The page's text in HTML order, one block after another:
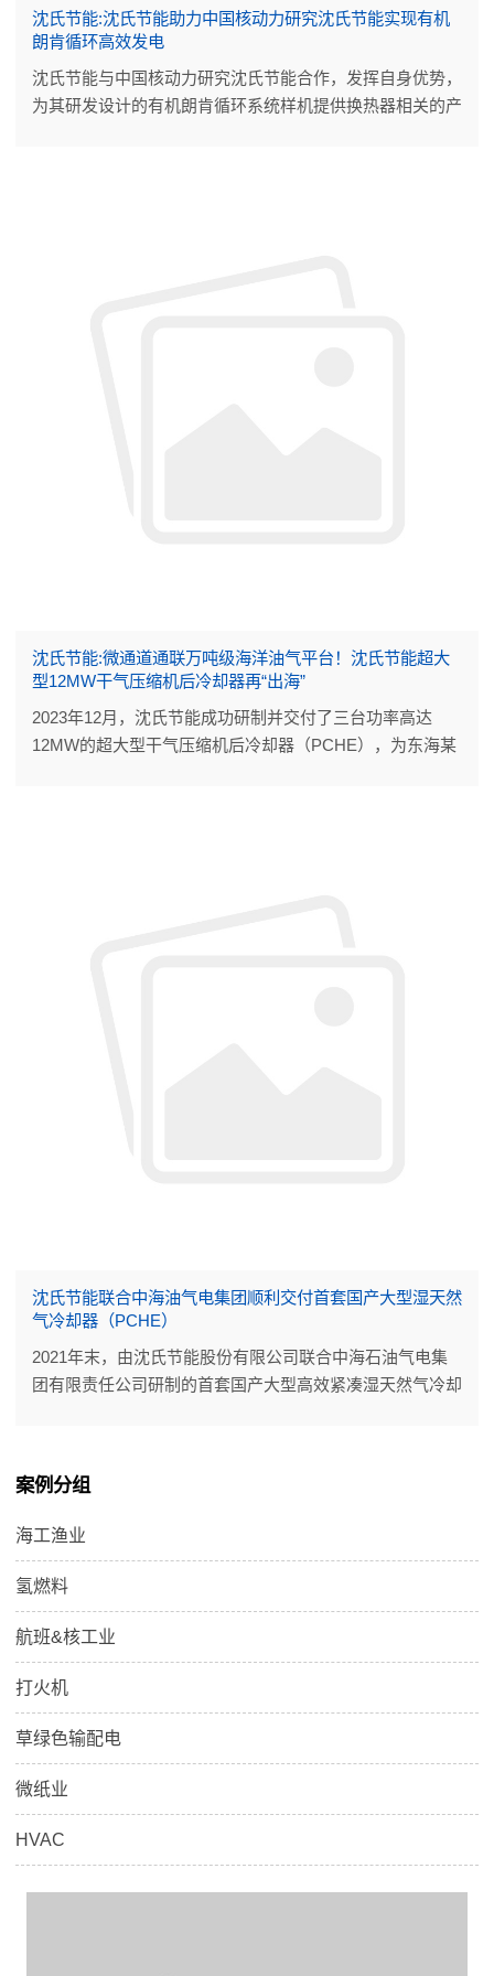
沈氏节能:沈氏节能助力中国核动力研究沈氏节能实现有机
朗肯循环高效发电
沈氏节能与中国核动力研究沈氏节能合作，发挥自身优势，
为其研发设计的有机朗肯循环系统样机提供换热器相关的产
沈氏节能:微通道通联万吨级海洋油气平台！沈氏节能超大
型12MW干气压缩机后冷却器再“出海”
2023年12月，沈氏节能成功研制并交付了三台功率高达
12MW的超大型干气压缩机后冷却器（PCHE），为东海某
沈氏节能联合中海油气电集团顺利交付首套国产大型湿天然
气冷却器（PCHE）
2021年末，由沈氏节能股份有限公司联合中海石油气电集
团有限责任公司研制的首套国产大型高效紧凑湿天然气冷却
热器正式量产。
案例分组
海工渔业
氢燃料
航班&核工业
打火机
草绿色输配电
微纸业
HVAC